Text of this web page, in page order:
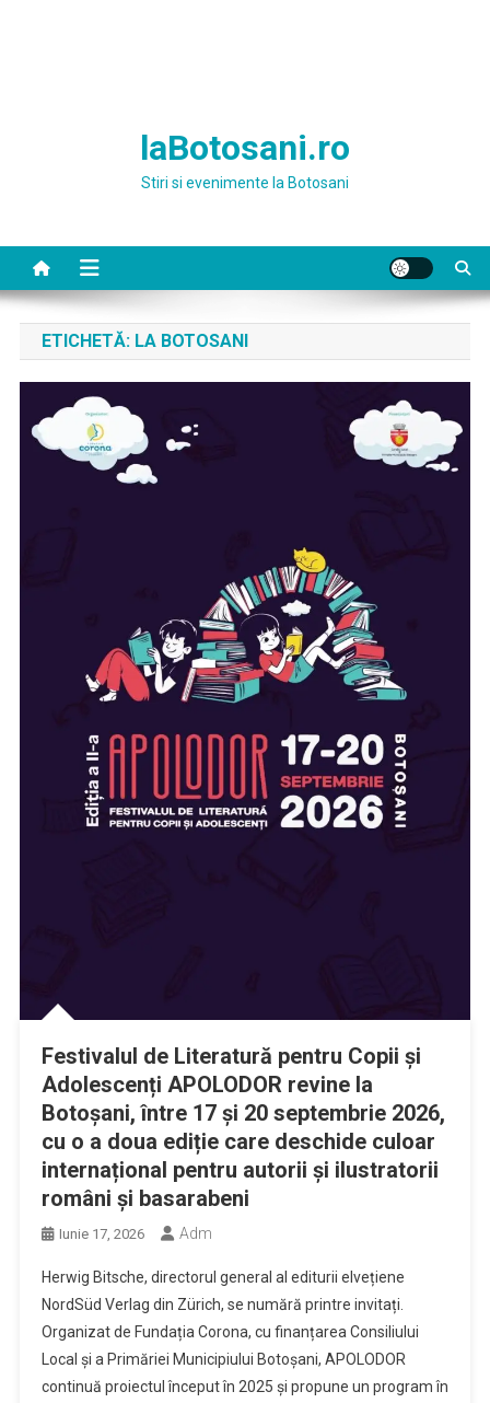
laBotosani.ro
Stiri si evenimente la Botosani
ETICHETĂ: LA BOTOSANI
Festivalul de Literatură pentru Copii și
Adolescenți APOLODOR revine la
Botoșani, între 17 și 20 septembrie 2026,
cu o a doua ediție care deschide culoar
internațional pentru autorii și ilustratorii
români și basarabeni
Iunie 17, 2026 Adm
Herwig Bitsche, directorul general al editurii elvețiene
NordSüd Verlag din Zürich, se numără printre invitați.
Organizat de Fundația Corona, cu finanțarea Consiliului
Local și a Primăriei Municipiului Botoșani, APOLODOR
continuă proiectul început în 2025 și propune un program în